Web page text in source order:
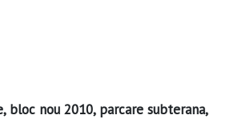
nou 2010, parcare subterana,